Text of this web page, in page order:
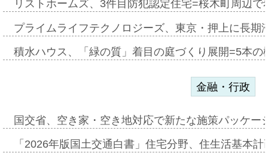
リストホームズ、3件目防犯認定住宅=桜木町周辺
プライムライフテクノロジーズ、東京・押上に長
積水ハウス、「緑の質」着目の庭づくり展開=5本
金融・行政
国交省、空き家・空き地対応で新たな施策パッケ
「2026年版国土交通白書」住宅分野、住生活基本